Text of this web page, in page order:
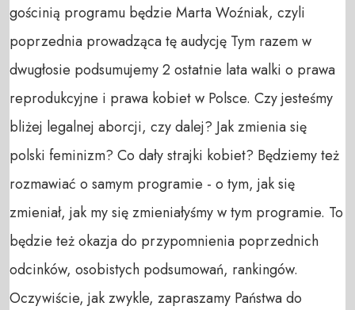
gościnią programu będzie Marta Woźniak, czyli
poprzednia prowadząca tę audycję Tym razem w
dwugłosie podsumujemy 2 ostatnie lata walki o prawa
reprodukcyjne i prawa kobiet w Polsce. Czy jesteśmy
bliżej legalnej aborcji, czy dalej? Jak zmienia się
polski feminizm? Co dały strajki kobiet? Będziemy też
rozmawiać o samym programie - o tym, jak się
zmieniał, jak my się zmieniałyśmy w tym programie. To
będzie też okazja do przypomnienia poprzednich
odcinków, osobistych podsumowań, rankingów.
Oczywiście, jak zwykle, zapraszamy Państwa do